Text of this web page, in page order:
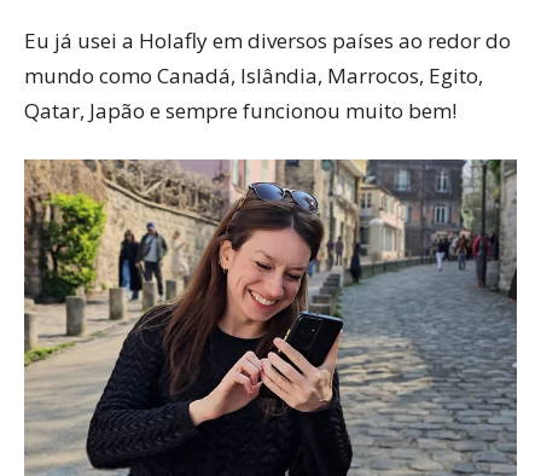
Eu já usei a Holafly em diversos países ao redor do
mundo como Canadá, Islândia, Marrocos, Egito,
Qatar, Japão e sempre funcionou muito bem!